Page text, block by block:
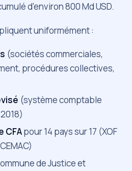
d'environ 800 Md USD.
uniformément :
(sociétés commerciales,
procédures collectives,
(système comptable
CFApour 14 pays sur 17 (XOF
de Justice et